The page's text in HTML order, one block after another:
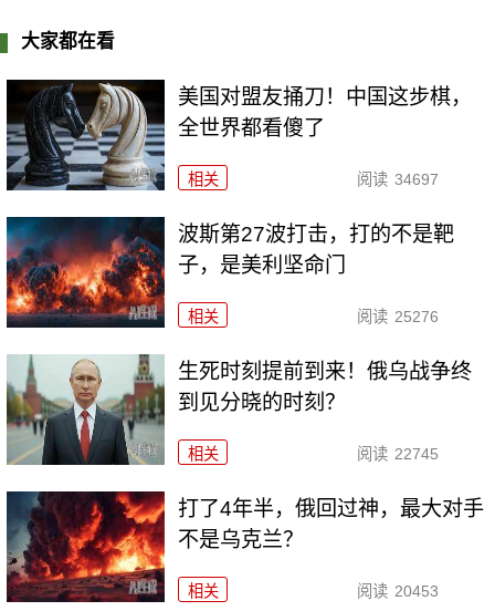
大家都在看
美国对盟友捅刀！中国这步棋，
全世界都看傻了
相关 阅读 34697
波斯第27波打击，打的不是靶
子，是美利坚命门
相关 阅读 25276
生死时刻提前到来！俄乌战争终
到见分晓的时刻？
相关 阅读 22745
打了4年半，俄回过神，最大对手
不是乌克兰？
相关 阅读 20453